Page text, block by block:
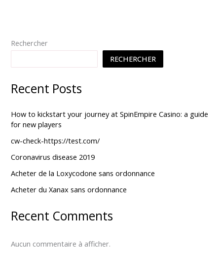
Rechercher
RECHERCHER
Recent Posts
How to kickstart your journey at SpinEmpire Casino: a guide
for new players
cw-check-https://test.com/
Coronavirus disease 2019
Acheter de la Loxycodone sans ordonnance
Acheter du Xanax sans ordonnance
Recent Comments
Aucun commentaire à afficher.